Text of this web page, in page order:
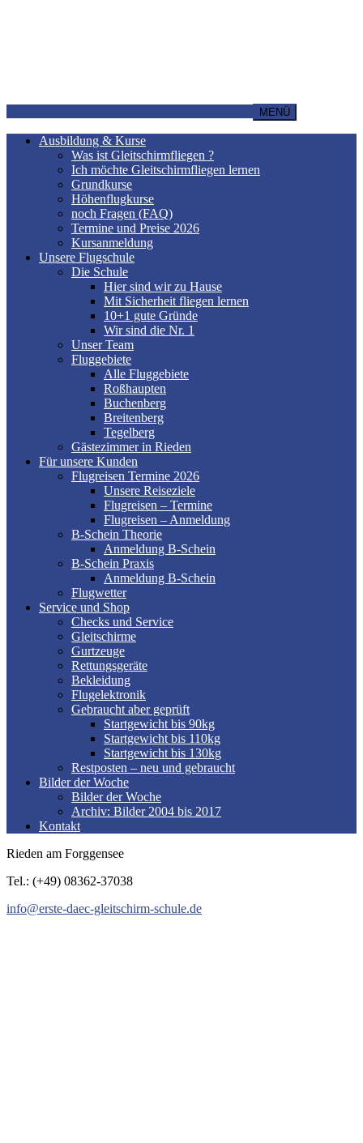
MENÜ
Ausbildung & Kurse
Was ist Gleitschirmfliegen ?
Ich möchte Gleitschirmfliegen lernen
Grundkurse
Höhenflugkurse
noch Fragen (FAQ)
Termine und Preise 2026
Kursanmeldung
Unsere Flugschule
Die Schule
Hier sind wir zu Hause
Mit Sicherheit fliegen lernen
10+1 gute Gründe
Wir sind die Nr. 1
Unser Team
Fluggebiete
Alle Fluggebiete
Roßhaupten
Buchenberg
Breitenberg
Tegelberg
Gästezimmer in Rieden
Für unsere Kunden
Flugreisen Termine 2026
Unsere Reiseziele
Flugreisen – Termine
Flugreisen – Anmeldung
B-Schein Theorie
Anmeldung B-Schein
B-Schein Praxis
Anmeldung B-Schein
Flugwetter
Service und Shop
Checks und Service
Gleitschirme
Gurtzeuge
Rettungsgeräte
Bekleidung
Flugelektronik
Gebraucht aber geprüft
Startgewicht bis 90kg
Startgewicht bis 110kg
Startgewicht bis 130kg
Restposten – neu und gebraucht
Bilder der Woche
Bilder der Woche
Archiv: Bilder 2004 bis 2017
Kontakt
Rieden am Forggensee
Tel.: (+49) 08362-37038
info@erste-daec-gleitschirm-schule.de